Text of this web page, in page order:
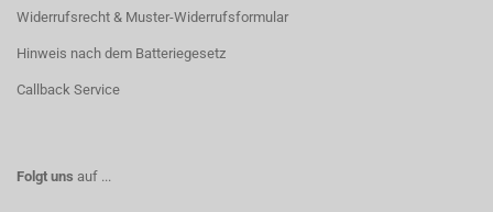
Widerrufsrecht & Muster-Widerrufsformular
Hinweis nach dem Batteriegesetz
Callback Service
Folgt uns auf ...